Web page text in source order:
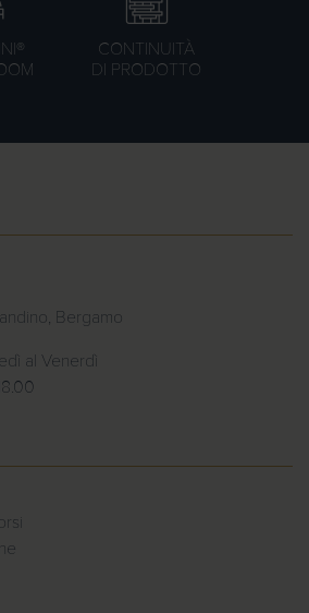
CONTINUITÀ
DI PRODOTTO
Bergamo
al Venerdì